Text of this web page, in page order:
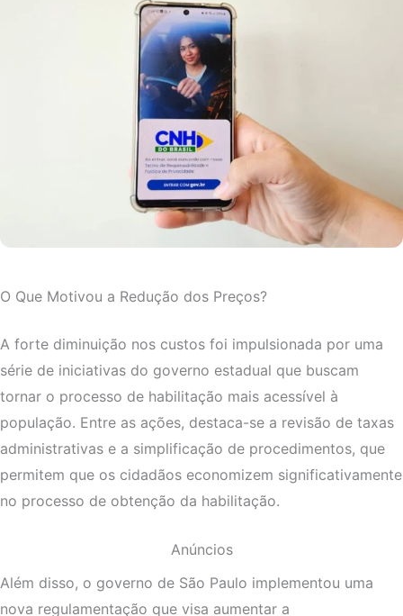
O Que Motivou a Redução dos Preços?
A forte diminuição nos custos foi impulsionada por uma
série de iniciativas do governo estadual que buscam
tornar o processo de habilitação mais acessível à
população. Entre as ações, destaca-se a revisão de taxas
administrativas e a simplificação de procedimentos, que
permitem que os cidadãos economizem significativamente
no processo de obtenção da habilitação.
Anúncios
Além disso, o governo de São Paulo implementou uma
nova regulamentação que visa aumentar a